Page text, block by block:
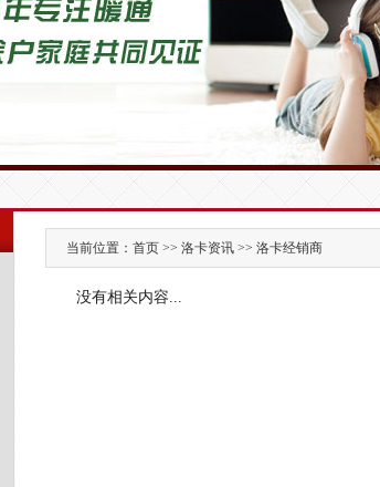
当前位置：首页 >> 洛卡资讯 >> 洛卡经销商
没有相关内容...